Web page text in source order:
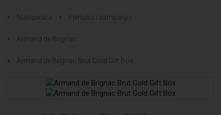
Naslovnica Pjenušci i šampanjci
Armand de Brignac
Armand de Brignac Brut Gold Gift Box